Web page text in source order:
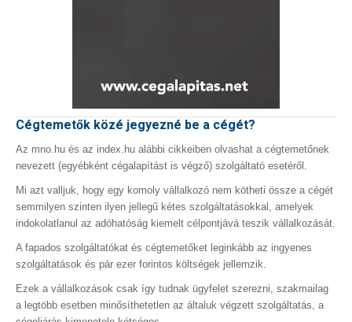
Cégtemetők közé jegyezné be a cégét?
Az mno.hu és az index.hu alábbi cikkeiben olvashat a cégtemetőnek
nevezett (egyébként cégalapítást is végző) szolgáltató esetéről.
Mi azt valljuk, hogy egy komoly vállalkozó nem kötheti össze a cégét
semmilyen szinten ilyen jellegű kétes szolgáltatásokkal, amelyek
indokolatlanul az adóhatóság kiemelt célpontjává teszik vállalkozását.
A fapados szolgáltatókat és cégtemetőket leginkább az ingyenes
szolgáltatások és pár ezer forintos költségek jellemzik.
Ezek a vállalkozások csak így tudnak ügyfelet szerezni, szakmailag
a legtöbb esetben minősíthetetlen az általuk végzett szolgáltatás, a